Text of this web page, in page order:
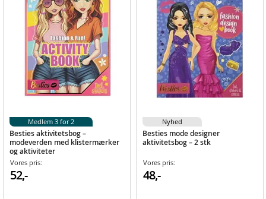
Besties aktivitetsbog –
modeverden med klistermærker
og aktiviteter
Vores pris:
52,-
Medlem 3 for 2
Besties mode designer
aktivitetsbog – 2 stk
Vores pris:
48,-
Nyhed